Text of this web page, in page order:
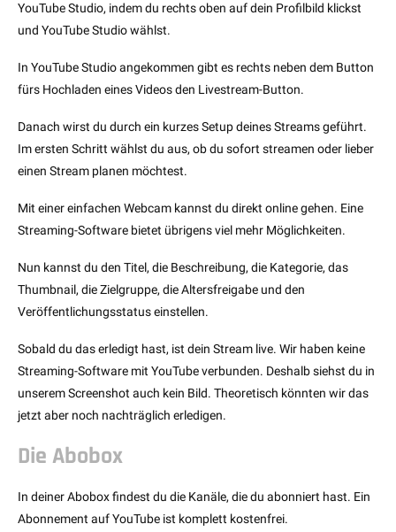
YouTube Studio, indem du rechts oben auf dein Profilbild klickst
und YouTube Studio wählst.
In YouTube Studio angekommen gibt es rechts neben dem Button
fürs Hochladen eines Videos den Livestream-Button.
Danach wirst du durch ein kurzes Setup deines Streams geführt.
Im ersten Schritt wählst du aus, ob du sofort streamen oder lieber
einen Stream planen möchtest.
Mit einer einfachen Webcam kannst du direkt online gehen. Eine
Streaming-Software bietet übrigens viel mehr Möglichkeiten.
Nun kannst du den Titel, die Beschreibung, die Kategorie, das
Thumbnail, die Zielgruppe, die Altersfreigabe und den
Veröffentlichungsstatus einstellen.
Sobald du das erledigt hast, ist dein Stream live. Wir haben keine
Streaming-Software mit YouTube verbunden. Deshalb siehst du in
unserem Screenshot auch kein Bild. Theoretisch könnten wir das
jetzt aber noch nachträglich erledigen.
Die Abobox
In deiner Abobox findest du die Kanäle, die du abonniert hast. Ein
Abonnement auf YouTube ist komplett kostenfrei.